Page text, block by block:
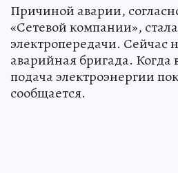
Причиной аварии,
«Сетевой компании»,
электропередачи. Сейчас
аварийная бригада. Когда
подача электроэнергии
сообщается.